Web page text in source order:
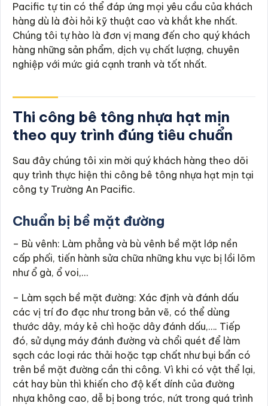
Pacific tự tin có thể đáp ứng mọi yêu cầu của khách
hàng dù là đòi hỏi kỹ thuật cao và khắt khe nhất.
Chúng tôi tự hào là đơn vị mang đến cho quý khách
hàng những sản phẩm, dịch vụ chất lượng, chuyên
nghiệp với mức giá cạnh tranh và tốt nhất.
Thi công bê tông nhựa hạt mịn
theo quy trình đúng tiêu chuẩn
Sau đây chúng tôi xin mời quý khách hàng theo dõi
quy trình thực hiện thi công bê tông nhựa hạt mịn tại
công ty Trường An Pacific.
Chuẩn bị bề mặt đường
– Bù vênh: Làm phẳng và bù vênh bề mặt lớp nền
cấp phối, tiến hành sửa chữa những khu vực bị lồi lõm
như ổ gà, ổ voi,…
– Làm sạch bề mặt đường: Xác định và đánh dấu
các vị trí đo đạc như trong bản vẽ, có thể dùng
thước dây, máy kẻ chì hoặc dây đánh dấu,…. Tiếp
đó, sử dụng máy đánh đường và chổi quét để làm
sạch các loại rác thải hoặc tạp chất như bụi bẩn có
trên bề mặt đường cần thi công. Vì khi có vật thể lại,
cát hay bùn thì khiến cho độ kết dính của đường
nhựa không cao, dễ bị bong tróc, nứt trong quá trình